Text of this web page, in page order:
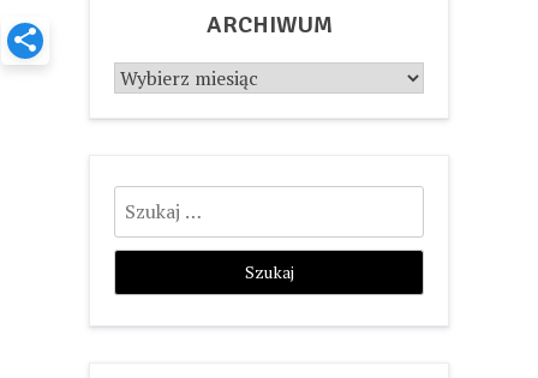
ARCHIWUM
Archiwum
Szukaj: